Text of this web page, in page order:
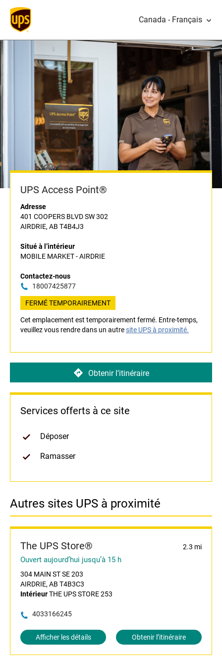
Canada - Français
UPS Access Point®
Adresse
401 COOPERS BLVD SW 302
AIRDRIE, AB T4B4J3
Situé à l’intérieur
MOBILE MARKET - AIRDRIE
Contactez-nous
18007425877
FERMÉ TEMPORAIREMENT
Cet emplacement est temporairement fermé. Entre-temps,
veuillez vous rendre dans un autresite UPS à proximité.
Obtenir l’itinéraire
Services offerts à ce site
Déposer
Ramasser
Autres sites UPS à proximité
The UPS Store® 2.3 mi
Ouvert aujourd’hui jusqu’à 15 h
304 MAIN ST SE 203
AIRDRIE, AB T4B3C3
IntérieurTHE UPS STORE 253
4033166245
Afficher les détails Obtenir l’itinéraire